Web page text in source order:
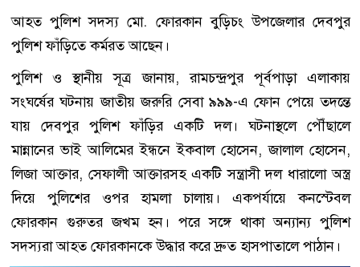
আহত পুলিশ সদস্য মো. ফোরকান বুড়িচং উপজেলার দেবপুর
পুলিশ ফাঁড়িতে কর্মরত আছেন।
পুলিশ ও স্থানীয় সূত্র জানায়, রামচন্দ্রপুর পূর্বপাড়া এলাকায়
সংঘর্ষের ঘটনায় জাতীয় জরুরি সেবা ৯৯৯-এ ফোন পেয়ে তদন্তে
যায় দেবপুর পুলিশ ফাঁড়ির একটি দল। ঘটনাস্থলে পৌঁছালে
মান্নানের ভাই আলিমের ইন্ধনে ইকবাল হোসেন, জালাল হোসেন,
লিজা আক্তার, সেফালী আক্তারসহ একটি সন্ত্রাসী দল ধারালো অস্ত্র
দিয়ে পুলিশের ওপর হামলা চালায়। একপর্যায়ে কনস্টেবল
ফোরকান গুরুতর জখম হন। পরে সঙ্গে থাকা অন্যান্য পুলিশ
সদস্যরা আহত ফোরকানকে উদ্ধার করে দ্রুত হাসপাতালে পাঠান।